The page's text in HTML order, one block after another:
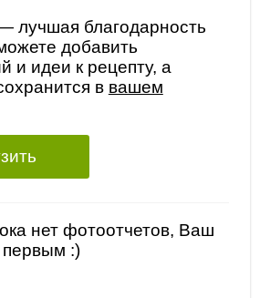
лучшая благодарность
добавить
и идеи к рецепту, а
в вашем
нет фотоотчетов, Ваш
:)